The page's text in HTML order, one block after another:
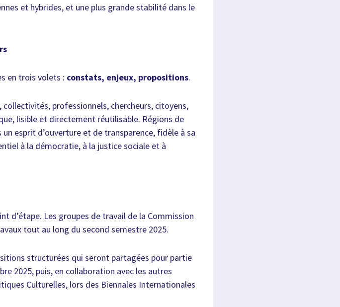
et hybrides, et une plus grande stabilité dans le
en trois volets : constats, enjeux, propositions.
professionnels, chercheurs, citoyens,
lisible et directement réutilisable. Régions de
esprit d’ouverture et de transparence, fidèle à sa
à la démocratie, à la justice sociale et à
d’étape. Les groupes de travail de la Commission
tout au long du second semestre 2025.
structurées qui seront partagées pour partie
2025, puis, en collaboration avec les autres
Culturelles, lors des Biennales Internationales